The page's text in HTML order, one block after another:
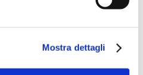
Mostra dettagli